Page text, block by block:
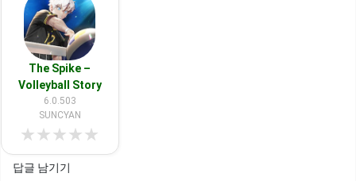
The Spike –
Volleyball Story
6.0.503
SUNCYAN
★★★★★
답글 남기기